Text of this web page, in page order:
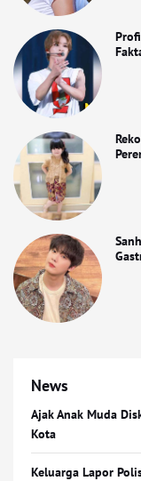
News
Ajak Anak Muda
Kota
Keluarga Lapor